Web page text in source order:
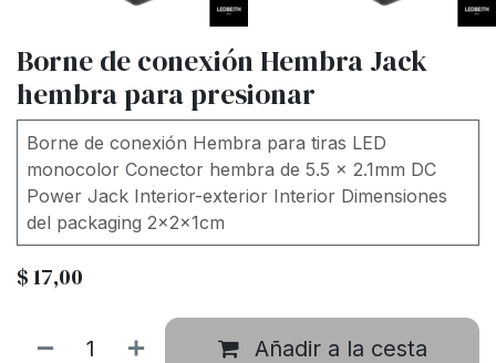
Borne de conexión Hembra Jack
hembra para presionar
Borne de conexión Hembra para tiras LED
monocolor Conector hembra de 5.5 x 2.1mm DC
Power Jack Interior-exterior Interior Dimensiones
del packaging 2x2x1cm
$17,00
Añadir a la cesta